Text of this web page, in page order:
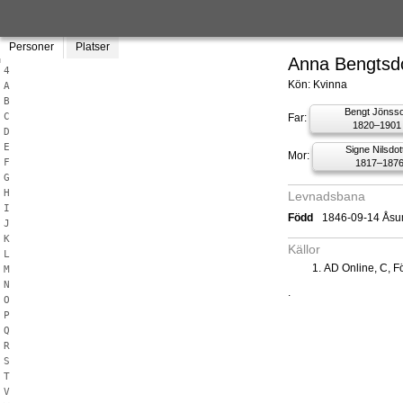
Personer Platser
4
A
B
C
D
E
F
G
H
I
J
K
L
M
N
O
P
Q
R
S
T
V
Anna
Kön: Kvinna
Far:
Bengt
1820–1901
Mor:
Signe
1817–1876
Levnadsbana
Född 1846-09-14
Källor
AD Online, C,
.